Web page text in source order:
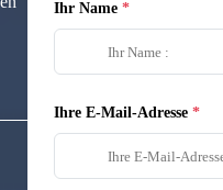
Ihr Name
Ihre E-Mail-Adresse